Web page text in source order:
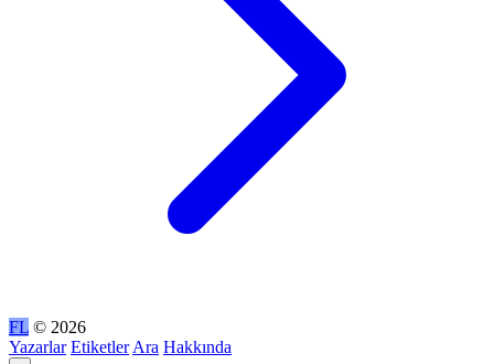
FL © 2026
Yazarlar Etiketler Ara Hakkında